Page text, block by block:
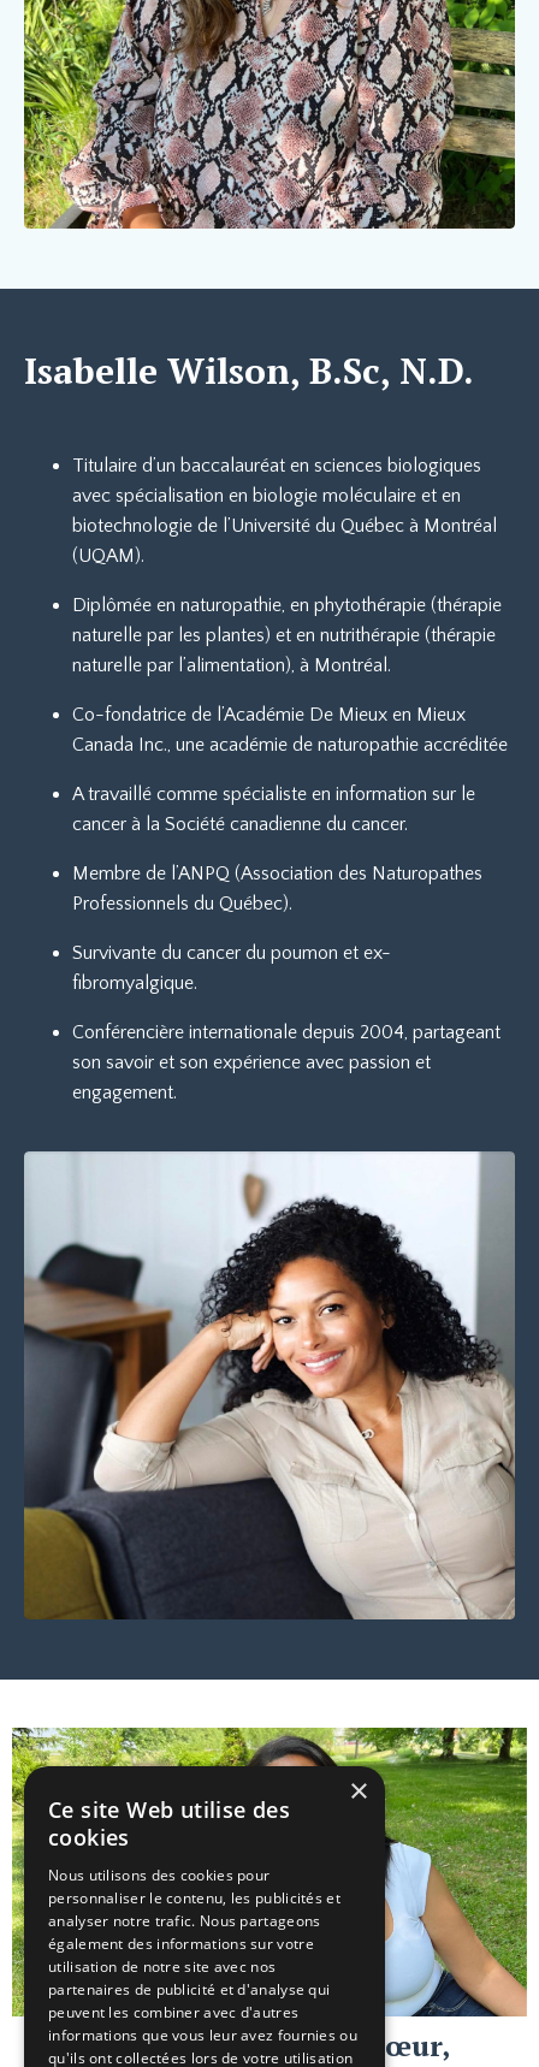
Isabelle Wilson, B.Sc, N.D.
Titulaire d’un baccalauréat en sciences biologiques
avec spécialisation en biologie moléculaire et en
biotechnologie de l’Université du Québec à Montréal
(UQAM).
Diplômée en naturopathie, en phytothérapie (thérapie
naturelle par les plantes) et en nutrithérapie (thérapie
naturelle par l’alimentation), à Montréal.
Co-fondatrice de l’Académie De Mieux en Mieux
Canada Inc., une académie de naturopathie accréditée
A travaillé comme spécialiste en information sur le
cancer à la Société canadienne du cancer.
Membre de l’ANPQ (Association des Naturopathes
Professionnels du Québec).
Survivante du cancer du poumon et ex-
fibromyalgique.
Conférencière internationale depuis 2004, partageant
son savoir et son expérience avec passion et
engagement.
Amies et partenaires de cœur,
×
Ce site Web utilise des
cookies
Nous utilisons des cookies pour
personnaliser le contenu, les publicités et
analyser notre trafic. Nous partageons
également des informations sur votre
utilisation de notre site avec nos
partenaires de publicité et d'analyse qui
peuvent les combiner avec d'autres
informations que vous leur avez fournies ou
qu'ils ont collectées lors de votre utilisation